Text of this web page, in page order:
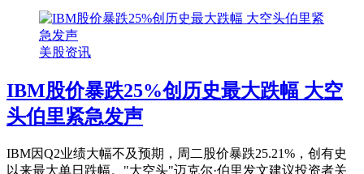
新
法
则
月
降
0.4%
通
超
预
美股资讯
IBM股价暴跌25%创历史最大跌幅 大空
头伯里紧急发声
IBM因Q2业绩大幅不及预期，周二股价暴跌25.21%，创有史
以来最大单日跌幅。"大空头"迈克尔·伯里发文建议投资者关